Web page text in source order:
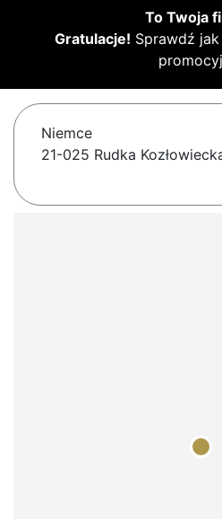
To Twoja
Gratulacje! Sprawdź
Niemce
21-025 Rudka